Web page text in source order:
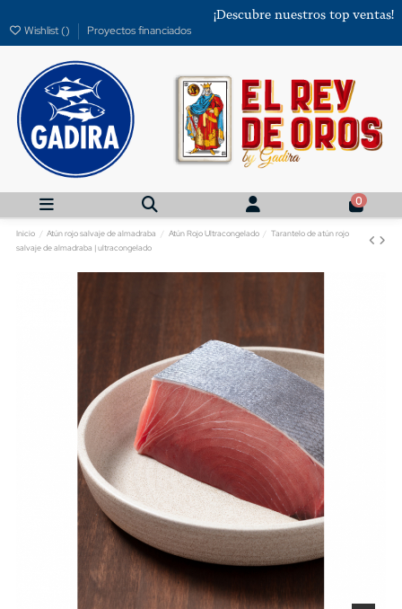
¡Descubre nuestros top ventas!
Wishlist () Proyectos financiados
0
Inicio Atún rojo salvaje de almadraba Atún Rojo Ultracongelado
Tarantelo de atún rojo
salvaje de almadraba | ultracongelado